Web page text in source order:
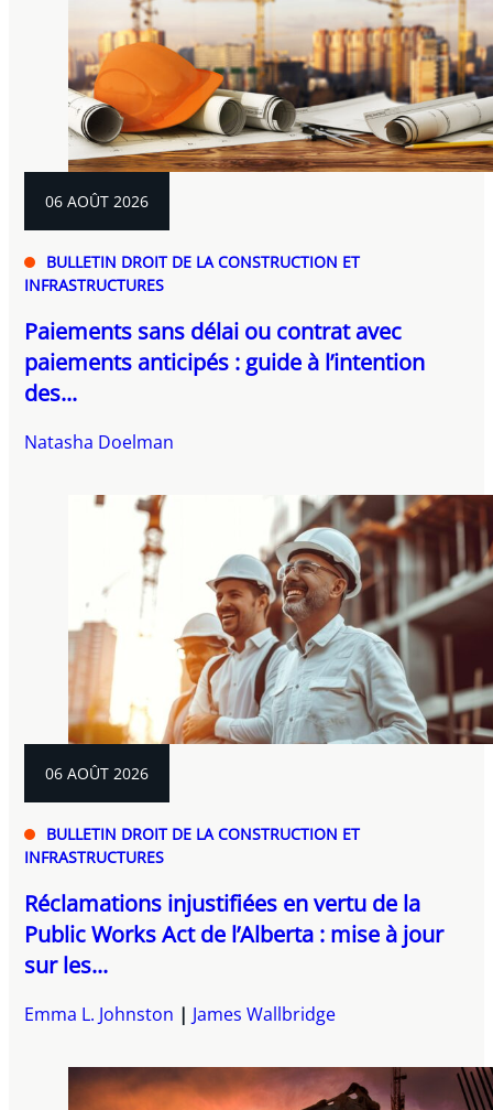
06 AOÛT 2026
BULLETIN DROIT DE LA CONSTRUCTION ET
INFRASTRUCTURES
Paiements sans délai ou contrat avec
paiements anticipés : guide à l’intention
des...
Natasha Doelman
06 AOÛT 2026
BULLETIN DROIT DE LA CONSTRUCTION ET
INFRASTRUCTURES
Réclamations injustifiées en vertu de la
Public Works Act de l’Alberta : mise à jour
sur les...
Emma L. Johnston James Wallbridge